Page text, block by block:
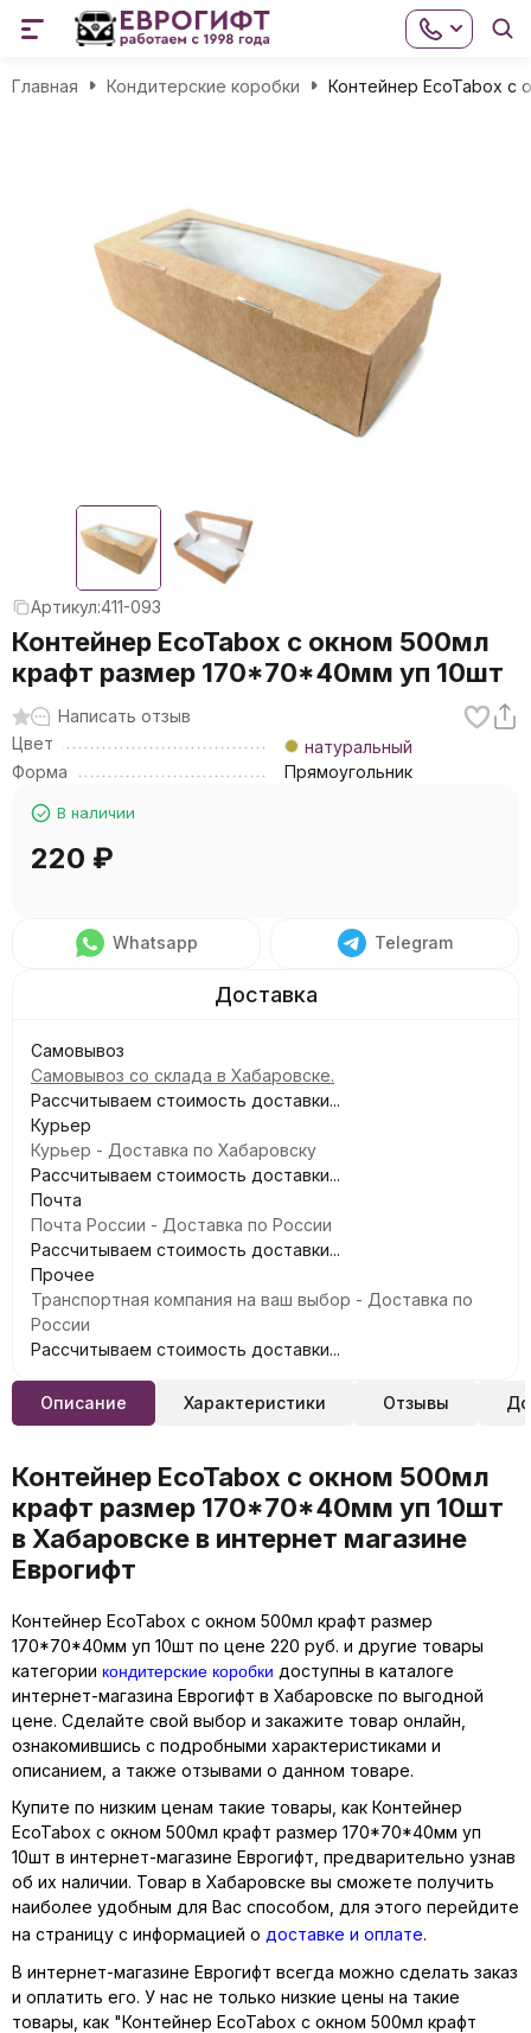
Главная Кондитерские коробки Контейнер EcoTabox с
Артикул:411-093
Контейнер EcoTabox с окном 500мл
крафт размер 170*70*40мм уп 10шт
Написать отзыв
Цвет
натуральный
Форма
Прямоугольник
В наличии
220 ₽
Whatsapp Telegram
Самовывоз
Самовывоз со склада в Хабаровске.
Рассчитываем стоимость доставки...
Курьер
Курьер - Доставка по Хабаровску
Рассчитываем стоимость доставки...
Почта
Почта России - Доставка по России
Рассчитываем стоимость доставки...
Прочее
Транспортная компания на ваш выбор - Доставка по
России
Рассчитываем стоимость доставки...
Описание Характеристики Отзывы
Контейнер EcoTabox с окном 500мл
крафт размер 170*70*40мм уп 10шт
в Хабаровске в интернет магазине
Еврогифт
Контейнер EcoTabox с окном 500мл крафт размер
170*70*40мм уп 10шт по цене 220 руб. и другие товары
категории кондитерские коробки доступны в каталоге
интернет-магазина Еврогифт в Хабаровске по выгодной
цене. Сделайте свой выбор и закажите товар онлайн,
ознакомившись с подробными характеристиками и
описанием, а также отзывами о данном товаре.
Купите по низким ценам такие товары, как Контейнер
EcoTabox с окном 500мл крафт размер 170*70*40мм уп
10шт в интернет-магазине Еврогифт, предварительно узнав
об их наличии. Товар в Хабаровске вы сможете получить
наиболее удобным для Вас способом, для этого перейдите
на страницу с информацией о доставке и оплате.
В интернет-магазине Еврогифт всегда можно сделать заказ
и оплатить его. У нас не только низкие цены на такие
товары, как "Контейнер EcoTabox с окном 500мл крафт